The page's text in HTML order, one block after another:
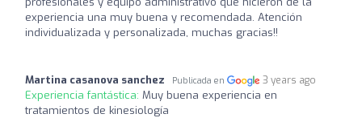
experiencia una muy buena y recomendada. Atención
individualizada y personalizada, muchas gracias!!
Martina casanova sanchez Publicada en 3 years ago
Experiencia fantástica: Muy buena experiencia en
tratamientos de kinesiología